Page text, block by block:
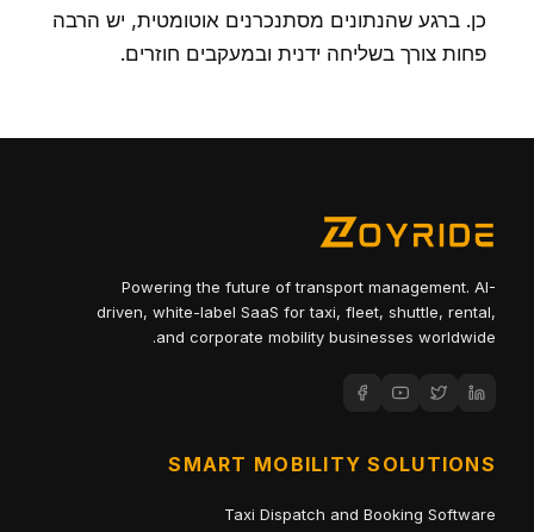
כן. ברגע שהנתונים מסתנכרנים אוטומטית, יש הרבה
פחות צורך בשליחה ידנית ובמעקבים חוזרים.
Powering the future of transport management. AI-
driven, white-label SaaS for taxi, fleet, shuttle, rental,
and corporate mobility businesses worldwide.
SMART MOBILITY SOLUTIONS
Taxi Dispatch and Booking Software